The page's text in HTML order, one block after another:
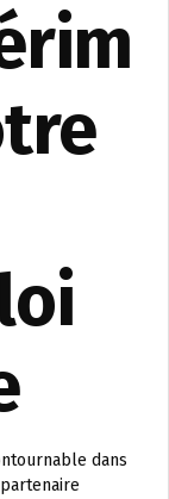
dans